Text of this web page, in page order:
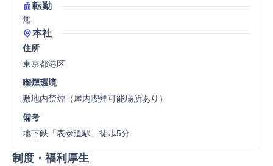
転勤
無
本社
住所
東京都港区
喫煙環境
敷地内禁煙（屋内喫煙可能場所あり）
備考
地下鉄「表参道駅」徒歩5分
制度・福利厚生